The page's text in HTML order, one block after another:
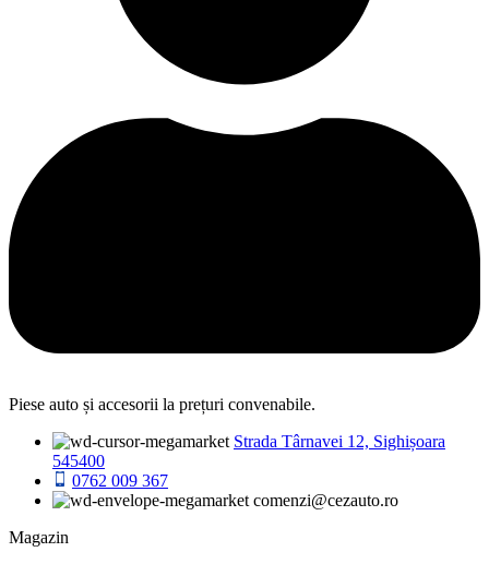
Piese auto și accesorii la prețuri convenabile.
Strada Târnavei 12, Sighișoara
545400
0762 009 367
comenzi@cezauto.ro
Magazin